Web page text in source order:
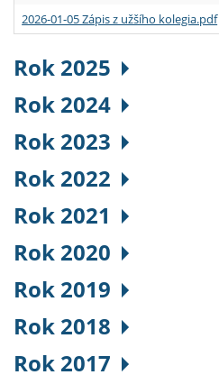
2026-01-05 Zápis z užšího kolegia.pdf
Rok 2025
Rok 2024
Rok 2023
Rok 2022
Rok 2021
Rok 2020
Rok 2019
Rok 2018
Rok 2017